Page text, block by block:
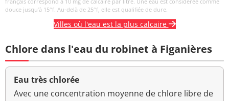
douce jusqu’à 15°f. Au-delà de 25°f, elle est qualifiée de dure.
Villes où l'eau est la plus calcaire
Chlore dans l'eau du robinet à Figanières
Eau très chlorée
Avec une concentration moyenne de chlore libre de